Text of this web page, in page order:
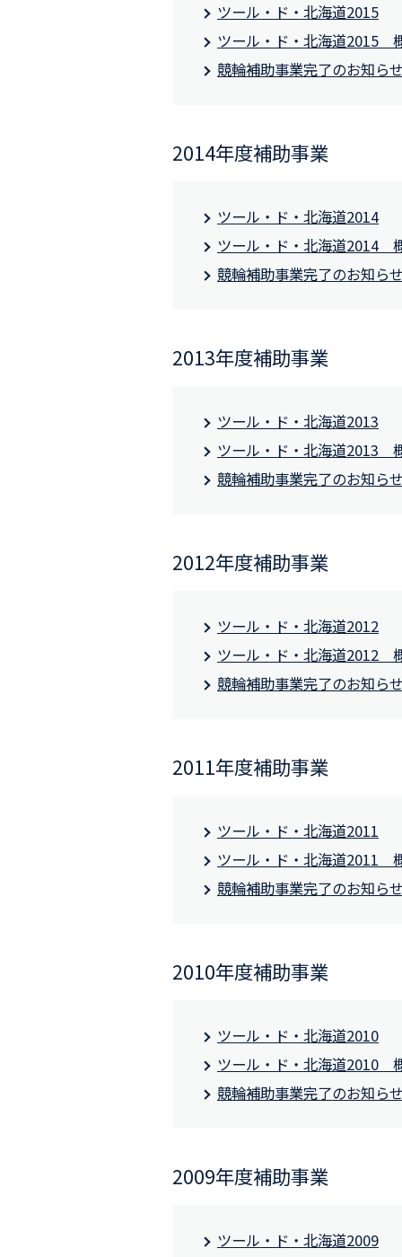
ツール・ド・北海道2015
ツール・ド・北海道2015
競輪補助事業完了のお知らせ
2014年度補助事業
ツール・ド・北海道2014
ツール・ド・北海道2014
競輪補助事業完了のお知らせ
2013年度補助事業
ツール・ド・北海道2013
ツール・ド・北海道2013
競輪補助事業完了のお知らせ
2012年度補助事業
ツール・ド・北海道2012
ツール・ド・北海道2012
競輪補助事業完了のお知らせ
2011年度補助事業
ツール・ド・北海道2011
ツール・ド・北海道2011
競輪補助事業完了のお知らせ
2010年度補助事業
ツール・ド・北海道2010
ツール・ド・北海道2010
競輪補助事業完了のお知らせ
2009年度補助事業
ツール・ド・北海道2009